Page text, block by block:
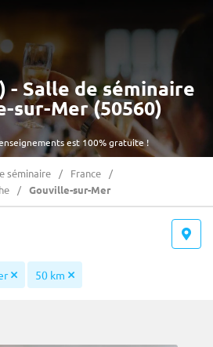
est 100% gratuite !
- Salle de séminaire
sur-Mer (50560)
séminaire
France
Gouville-sur-Mer
50 km